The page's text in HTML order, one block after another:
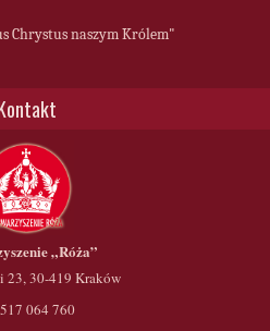
Chrystus naszym Królem"
„Róża”
23, 30-419 Kraków
064 760